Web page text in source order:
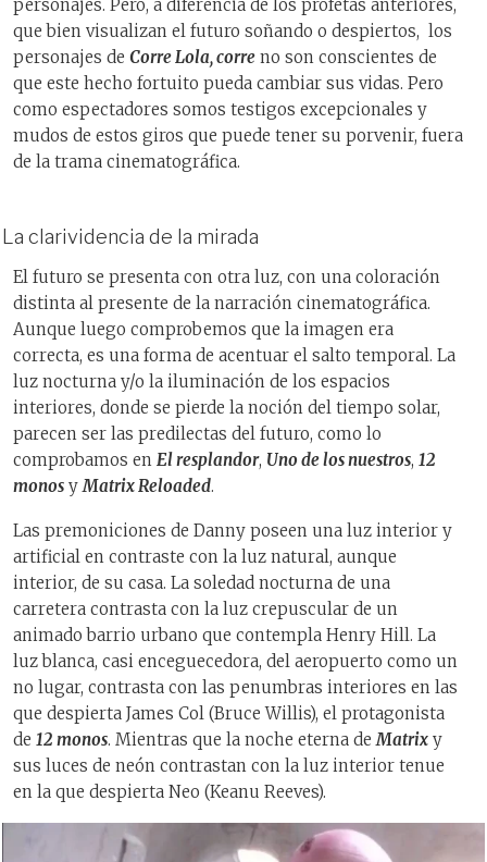
personajes. Pero, a diferencia de los profetas anteriores,
que bien visualizan el futuro soñando o despiertos, los
personajes de Corre Lola, corre no son conscientes de
que este hecho fortuito pueda cambiar sus vidas. Pero
como espectadores somos testigos excepcionales y
mudos de estos giros que puede tener su porvenir, fuera
de la trama cinematográfica.
La clarividencia de la mirada
El futuro se presenta con otra luz, con una coloración
distinta al presente de la narración cinematográfica.
Aunque luego comprobemos que la imagen era
correcta, es una forma de acentuar el salto temporal. La
luz nocturna y/o la iluminación de los espacios
interiores, donde se pierde la noción del tiempo solar,
parecen ser las predilectas del futuro, como lo
comprobamos en El resplandor, Uno de los nuestros, 12
monos yMatrix Reloaded.
Las premoniciones de Danny poseen una luz interior y
artificial en contraste con la luz natural, aunque
interior, de su casa. La soledad nocturna de una
carretera contrasta con la luz crepuscular de un
animado barrio urbano que contempla Henry Hill. La
luz blanca, casi enceguecedora, del aeropuerto como un
no lugar, contrasta con las penumbras interiores en las
que despierta James Col (Bruce Willis), el protagonista
de 12 monos. Mientras que la noche eterna de Matrix y
sus luces de neón contrastan con la luz interior tenue
en la que despierta Neo (Keanu Reeves).